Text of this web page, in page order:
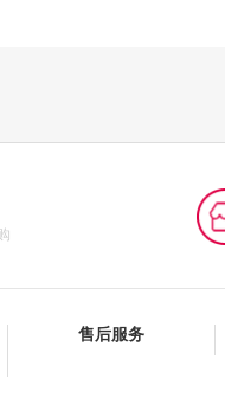
售后服务